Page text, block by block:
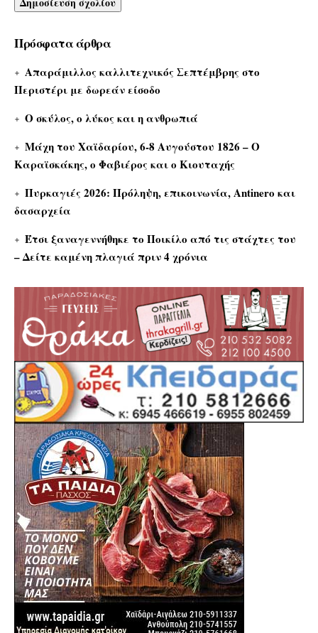
Πρόσφατα άρθρα
Απαράμιλλος καλλιτεχνικός Σεπτέμβρης στο
Περιστέρι με δωρεάν είσοδο
Ο σκύλος, ο λύκος και η ανθρωπιά
Μάχη του Χαϊδαρίου, 6-8 Αυγούστου 1826 – Ο
Καραϊσκάκης, ο Φαβιέρος και ο Κιουταχής
Πυρκαγιές 2026: Πρόληψη, επικοινωνία, Antinero και
δασαρχεία
Έτσι ξαναγεννήθηκε το Ποικίλο από τις στάχτες του
– Δείτε καμένη πλαγιά πριν 4 χρόνια